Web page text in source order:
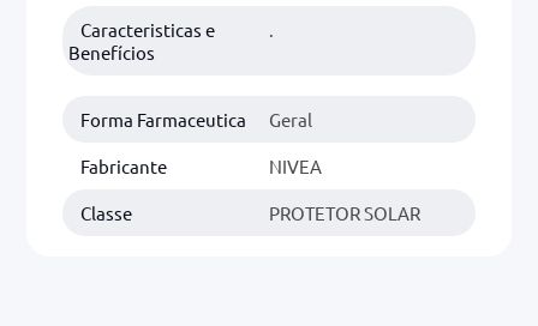
Caracteristicas e
Benefícios
.
Forma Farmaceutica Geral
Fabricante NIVEA
Classe PROTETOR SOLAR